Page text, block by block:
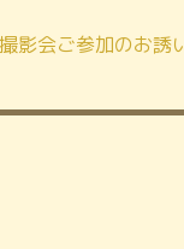
影会ご参加のお誘